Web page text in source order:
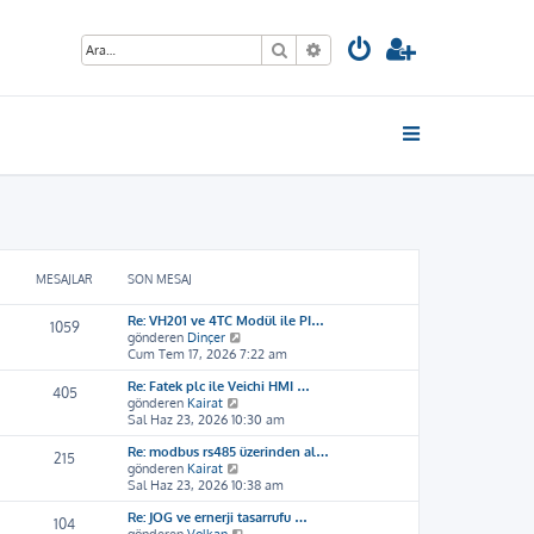
Ara Gelişmiş arama
MESAJLAR SON MESAJ
1059
Re: VH201 ve 4TC Modül ile PI…
gönderen Dinçer
o
n
m
s
a
j
g
ö
r
Cum Tem 17, 2026 7:22 am
405
Re: Fatek plc ile Veichi HMI …
gönderen Kairat
o
n
m
s
a
j
Sal Haz 23, 2026 10:30 am
215
Re: modbus rs485 üzerinden al…
gönderen Kairat
o
n
m
Sal Haz 23, 2026 10:38 am
104
Re: JOG ve ernerji tasarrufu …